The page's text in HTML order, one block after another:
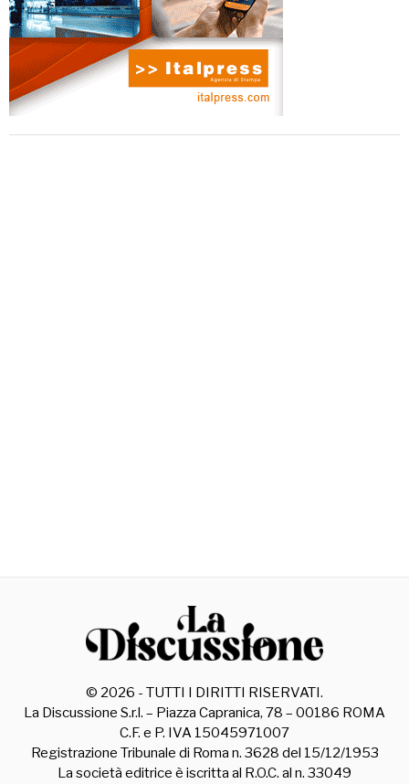
© 2026 - TUTTI I DIRITTI RISERVATI.
La Discussione S.r.l. – Piazza Capranica, 78 – 00186 ROMA
C.F. e P. IVA 15045971007
Registrazione Tribunale di Roma n. 3628 del 15/12/1953
La società editrice è iscritta al R.O.C. al n. 33049